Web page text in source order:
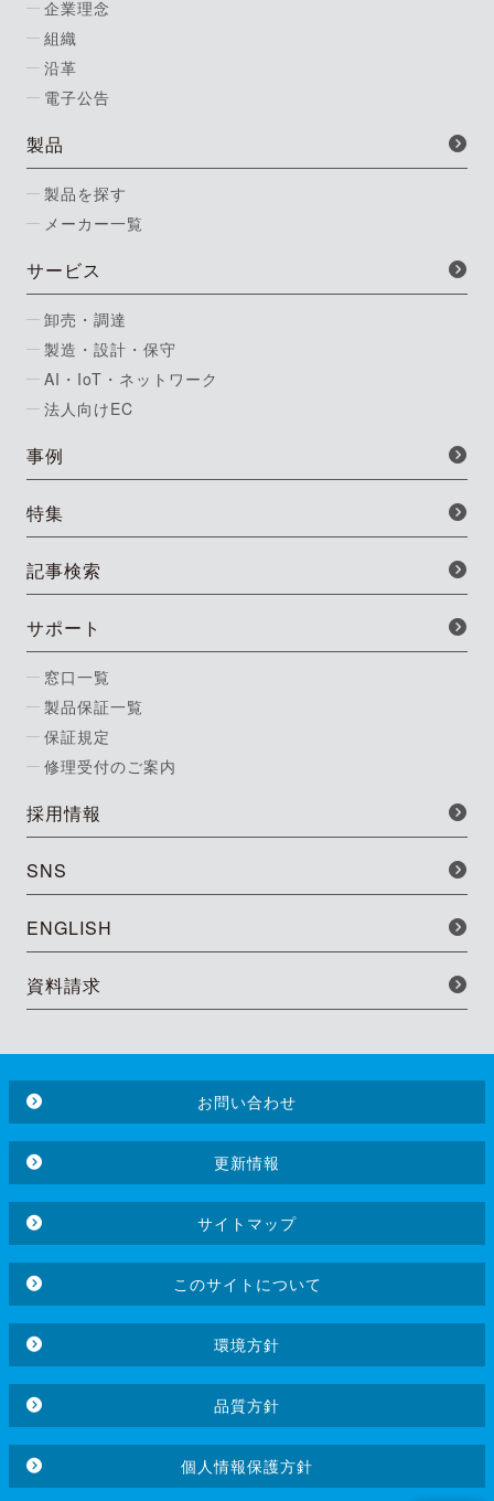
企業理念
組織
沿革
電子公告
製品
製品を探す
メーカー一覧
サービス
卸売・調達
製造・設計・保守
AI・IoT・ネットワーク
法人向けEC
事例
特集
記事検索
サポート
窓口一覧
製品保証一覧
保証規定
修理受付のご案内
採用情報
SNS
ENGLISH
資料請求
お問い合わせ
更新情報
サイトマップ
このサイトについて
環境方針
品質方針
個人情報保護方針